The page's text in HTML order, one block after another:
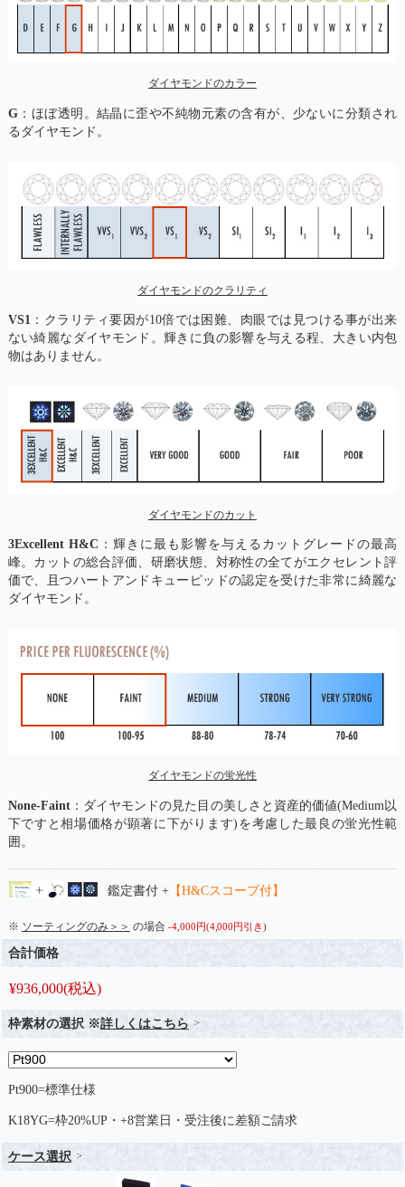
ダイヤモンドのカラー
G：ほぼ透明。結晶に歪や不純物元素の含有が、少ないに分類され
るダイヤモンド。
ダイヤモンドのクラリティ
VS1：クラリティ要因が10倍では困難、肉眼では見つける事が出来
ない綺麗なダイヤモンド。輝きに負の影響を与える程、大きい内包
物はありません。
ダイヤモンドのカット
3Excellent H&C ：輝きに最も影響を与えるカットグレードの最高
峰。カットの総合評価、研磨状態、対称性の全てがエクセレント評
価で、且つハートアンドキューピッドの認定を受けた非常に綺麗な
ダイヤモンド。
ダイヤモンドの蛍光性
None-Faint：ダイヤモンドの見た目の美しさと資産的価値(Medium以
下ですと相場価格が顕著に下がります)を考慮した最良の蛍光性範
囲。
鑑定書付 +【H&Cスコープ付】
※ ソーティングのみ＞＞ の場合 -4,000円(4,000円引き)
合計価格
¥936,000(税込)
枠素材の選択 ※詳しくはこちら
Pt900=標準仕様
K18YG=枠20%UP・+8営業日・受注後に差額ご請求
ケース選択